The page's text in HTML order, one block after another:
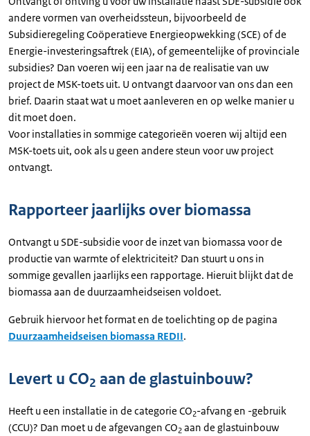
andere vormen van overheidssteun, bijvoorbeeld de
Subsidieregeling Coöperatieve Energieopwekking (SCE) of de
Energie-investeringsaftrek (EIA), of gemeentelijke of provinciale
subsidies? Dan voeren wij een jaar na de realisatie van uw
project de MSK-toets uit. U ontvangt daarvoor van ons dan een
brief. Daarin staat wat u moet aanleveren en op welke manier u
dit moet doen.
Voor installaties in sommige categorieën voeren wij altijd een
MSK-toets uit, ook als u geen andere steun voor uw project
ontvangt.
Rapporteer jaarlijks over biomassa
Ontvangt u SDE-subsidie voor de inzet van biomassa voor de
productie van warmte of elektriciteit? Dan stuurt u ons in
sommige gevallen jaarlijks een rapportage. Hieruit blijkt dat de
biomassa aan de duurzaamheidseisen voldoet.
Gebruik hiervoor het format en de toelichting op de pagina
Duurzaamheidseisen biomassa REDII.
Levert u CO2 aan de glastuinbouw?
Heeft u een installatie in de categorie CO2-afvang en -gebruik
(CCU)? Dan moet u de afgevangen CO2 aan de glastuinbouw